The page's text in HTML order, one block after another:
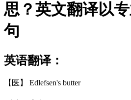
思？英文翻译以
句
英语翻译：
【医】 Edlefsen's butter